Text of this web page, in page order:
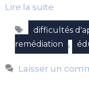
Lire la suite
Étiquettes
difficultés
remédiation
,
Laisser un